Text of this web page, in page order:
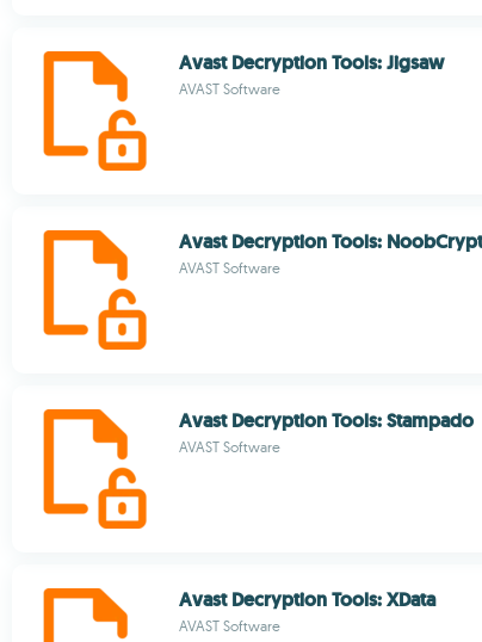
Avast Decryption Tools: Jigsaw
AVAST Software
Avast Decryption Tools: NoobCrypt
AVAST Software
Avast Decryption Tools: Stampado
AVAST Software
Avast Decryption Tools: XData
AVAST Software